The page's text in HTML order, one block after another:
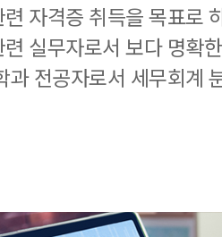
자격증 취득을 목표로
실무자로서 보다 명확
과 전공자로서 세무회계